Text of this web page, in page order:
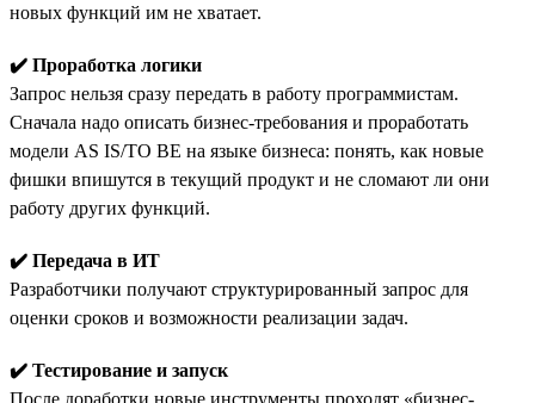
новых функций им не хватает.
✔️ Проработка логики
Запрос нельзя сразу передать в работу программистам.
Сначала надо описать бизнес-требования и проработать
модели AS IS/TO BE на языке бизнеса: понять, как новые
фишки впишутся в текущий продукт и не сломают ли они
работу других функций.
✔️ Передача в ИТ
Разработчики получают структурированный запрос для
оценки сроков и возможности реализации задач.
✔️ Тестирование и запуск
После доработки новые инструменты проходят «бизнес-